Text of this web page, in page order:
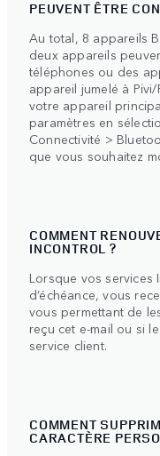
PEUVENT ÊTRE
Au total, 8 appareils
deux appareils
téléphones ou des
appareil jumelé à
votre appareil
paramètres en
Connectivité >
que vous souhaitez
COMMENT
INCONTROL ?
Lorsque vos services
d’échéance, vous
vous permettant de
reçu cet e-mail ou si
service client.
COMMENT
CARACTÈRE